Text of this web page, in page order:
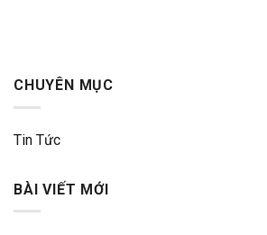
CHUYÊN MỤC
Tin Tức
BÀI VIẾT MỚI